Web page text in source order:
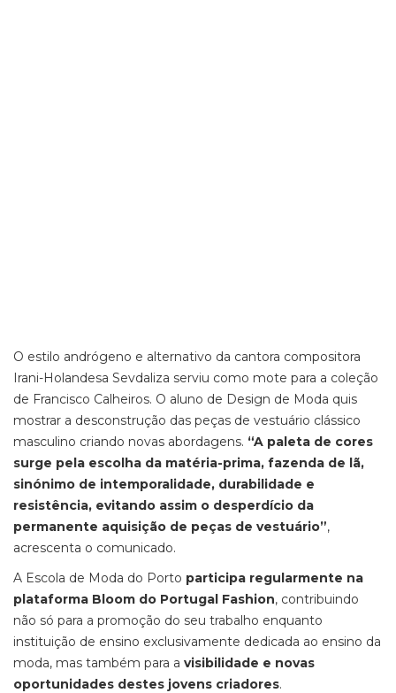
O estilo andrógeno e alternativo da cantora compositora
Irani-Holandesa Sevdaliza serviu como mote para a coleção
de Francisco Calheiros. O aluno de Design de Moda quis
mostrar a desconstrução das peças de vestuário clássico
masculino criando novas abordagens. “A paleta de cores
surge pela escolha da matéria-prima, fazenda de lã,
sinónimo de intemporalidade, durabilidade e
resistência, evitando assim o desperdício da
permanente aquisição de peças de vestuário”,
acrescenta o comunicado.
A Escola de Moda do Porto participa regularmente na
plataforma Bloom do Portugal Fashion, contribuindo
não só para a promoção do seu trabalho enquanto
instituição de ensino exclusivamente dedicada ao ensino da
moda, mas também para a visibilidade e novas
oportunidades destes jovens criadores.